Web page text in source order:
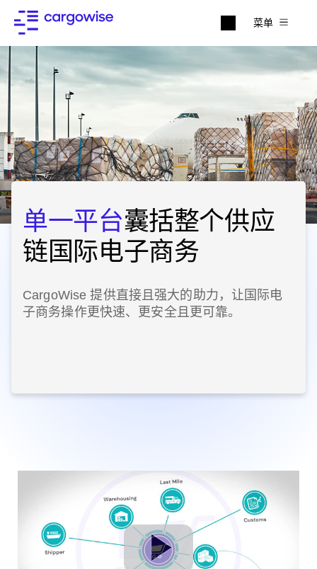
菜单
单一平台囊括整个供应
链国际电子商务
CargoWise 提供直接且强大的助力，让国际电
子商务操作更快速、更安全且更可靠。